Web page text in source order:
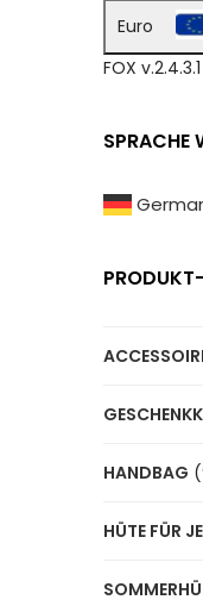
Euro
FOX v.2.4.3.1
SPRACHE
HANDBAG
HÜTE FÜR